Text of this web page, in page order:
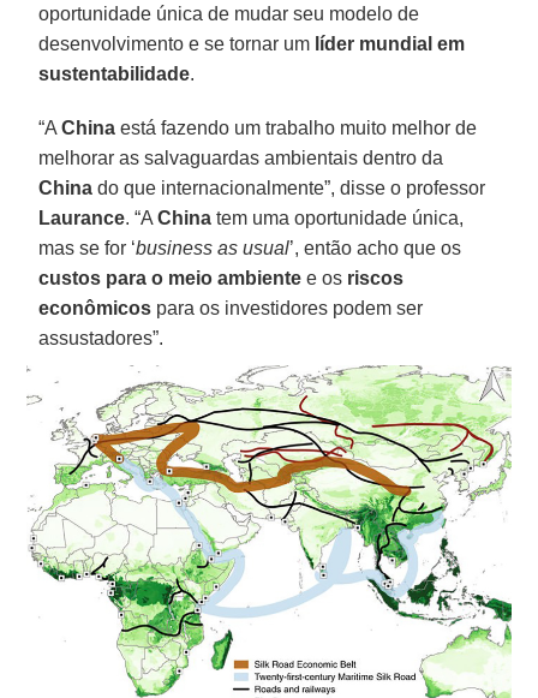
oportunidade única de mudar seu modelo de
desenvolvimento e se tornar um líder mundial em
sustentabilidade.
“AChina está fazendo um trabalho muito melhor de
melhorar as salvaguardas ambientais dentro da
China do que internacionalmente”, disse o professor
Laurance. “AChina tem uma oportunidade única,
mas se for ‘business as usual’, então acho que os
custos para o meio ambiente e os riscos
econômicos para os investidores podem ser
assustadores”.